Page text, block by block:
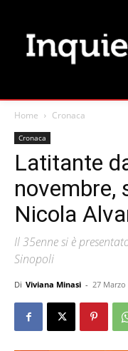
Home Cronaca
Cronaca
Latitante
novembre,
Nicola
Il 35enne si è
Sinopoli
Di Viviana Minasi - 27 Marzo